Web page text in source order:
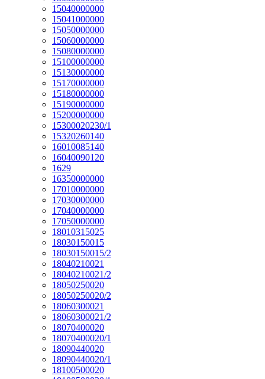
15040000000
15041000000
15050000000
15060000000
15080000000
15100000000
15130000000
15170000000
15180000000
15190000000
15200000000
15300020230/1
15320260140
16010085140
16040090120
1629
16350000000
17010000000
17030000000
17040000000
17050000000
18010315025
18030150015
18030150015/2
18040210021
18040210021/2
18050250020
18050250020/2
18060300021
18060300021/2
18070400020
18070400020/1
18090440020
18090440020/1
18100500020